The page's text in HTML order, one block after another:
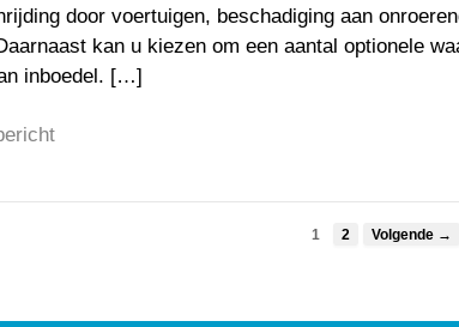
door voertuigen, beschadiging aan
kan u kiezen om een aantal optionele
inboedel. […]
1 2 Volgende →